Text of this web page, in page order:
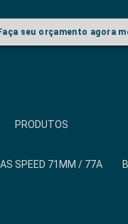
seu orçamento agora
PRODUTOS
SPEED 71MM / 77A